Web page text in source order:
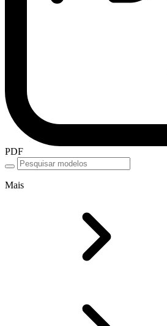
PDF
Mais